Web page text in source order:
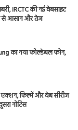
IRCTC की नई वेबसाइट
से आसान और तेज
का नया फोल्डेबल फोन,
एक्शन, फिल्में और वेब सीरीज
नोटिस